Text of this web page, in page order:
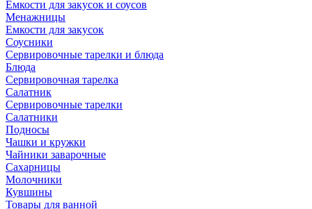
Емкости для закусок и соусов
Менажницы
Емкости для закусок
Соусники
Сервировочные тарелки и блюда
Блюда
Сервировочная тарелка
Салатник
Сервировочные тарелки
Салатники
Подносы
Чашки и кружки
Чайники заварочные
Сахарницы
Молочники
Кувшины
Товары для ванной